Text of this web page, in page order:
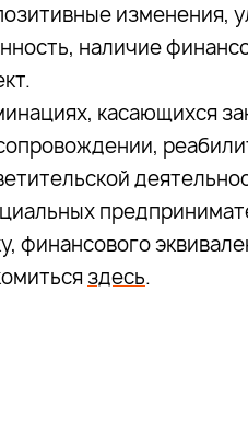
изменения,
наличие
касающихся
финансового
здесь.